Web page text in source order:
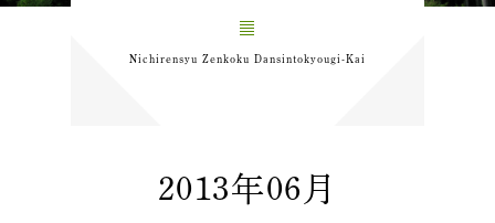
Nichirensyu Zenkoku Dansintokyougi-Kai
2013年06月